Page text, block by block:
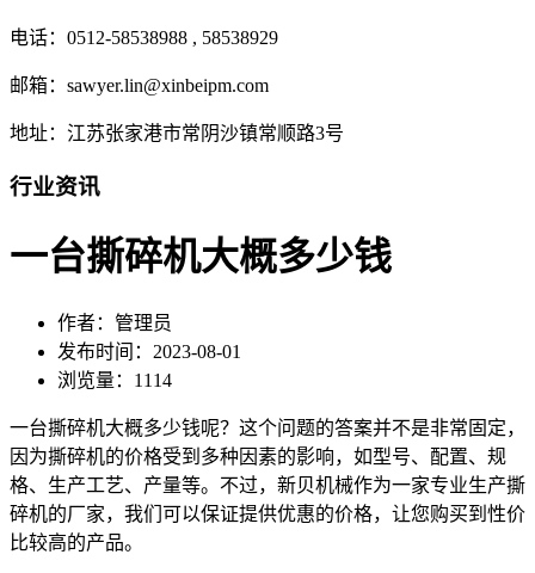
电话：0512-58538988 , 58538929
邮箱：sawyer.lin@xinbeipm.com
地址：江苏张家港市常阴沙镇常顺路3号
行业资讯
一台撕碎机大概多少钱
作者：管理员
发布时间：2023-08-01
浏览量：1114
一台撕碎机大概多少钱呢？这个问题的答案并不是非常固定，
因为撕碎机的价格受到多种因素的影响，如型号、配置、规
格、生产工艺、产量等。不过，新贝机械作为一家专业生产撕
碎机的厂家，我们可以保证提供优惠的价格，让您购买到性价
比较高的产品。